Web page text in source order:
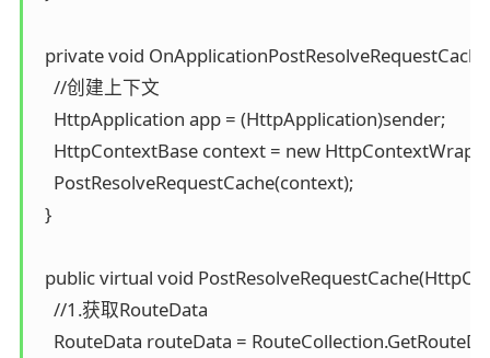
private void
    //创建上下文
    HttpApplication app = (HttpApplication)sender;
HttpContextBase context = new
    PostResolveRequestCache(context);
  }
public virtual void
    //1.获取RouteData
RouteData routeData =